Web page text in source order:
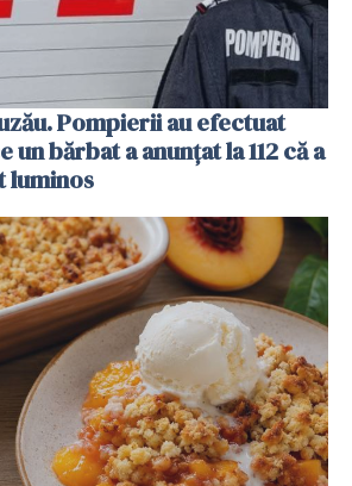
Pompierii au efectuat
un bărbat a anunțat la 112 că a
luminos